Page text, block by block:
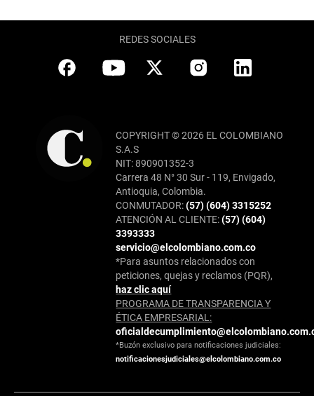
REDES SOCIALES
COPYRIGHT © 2026 EL COLOMBIANO
S.A.S
NIT: 890901352-3
Carrera 48 N° 30 Sur - 119, Envigado,
Antioquia, Colombia.
CONMUTADOR:(57) (604) 3315252
ATENCIÓN AL CLIENTE:(57) (604)
3393333
servicio@elcolombiano.com.co
*Para asuntos relacionados con
peticiones, quejas y reclamos (PQR),
haz clic aquí
PROGRAMA DE TRANSPARENCIA Y
ÉTICA EMPRESARIAL:
*Buzón exclusivo para notificaciones judiciales:
notificacionesjudiciales@elcolombiano.com.co